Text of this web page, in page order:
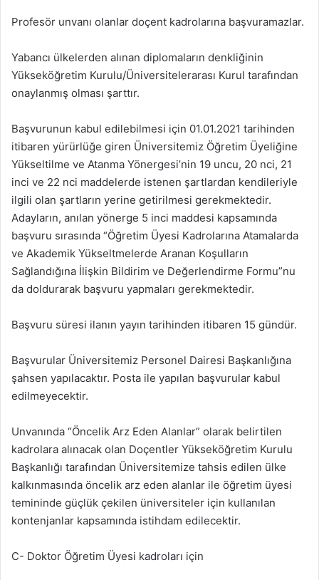
Profesör unvanı olanlar doçent kadrolarına başvuramazlar.
Yabancı ülkelerden alınan diplomaların denkliğinin
Yükseköğretim Kurulu/Üniversitelerarası Kurul tarafından
onaylanmış olması şarttır.
Başvurunun kabul edilebilmesi için 01.01.2021 tarihinden
itibaren yürürlüğe giren Üniversitemiz Öğretim Üyeliğine
Yükseltilme ve Atanma Yönergesi’nin 19 uncu, 20 nci, 21
inci ve 22 nci maddelerde istenen şartlardan kendileriyle
ilgili olan şartların yerine getirilmesi gerekmektedir.
Adayların, anılan yönerge 5 inci maddesi kapsamında
başvuru sırasında “Öğretim Üyesi Kadrolarına Atamalarda
ve Akademik Yükseltmelerde Aranan Koşulların
Sağlandığına İlişkin Bildirim ve Değerlendirme Formu”nu
da doldurarak başvuru yapmaları gerekmektedir.
Başvuru süresi ilanın yayın tarihinden itibaren 15 gündür.
Başvurular Üniversitemiz Personel Dairesi Başkanlığına
şahsen yapılacaktır. Posta ile yapılan başvurular kabul
edilmeyecektir.
Unvanında “Öncelik Arz Eden Alanlar” olarak belirtilen
kadrolara alınacak olan Doçentler Yükseköğretim Kurulu
Başkanlığı tarafından Üniversitemize tahsis edilen ülke
kalkınmasında öncelik arz eden alanlar ile öğretim üyesi
temininde güçlük çekilen üniversiteler için kullanılan
kontenjanlar kapsamında istihdam edilecektir.
C- Doktor Öğretim Üyesi kadroları için